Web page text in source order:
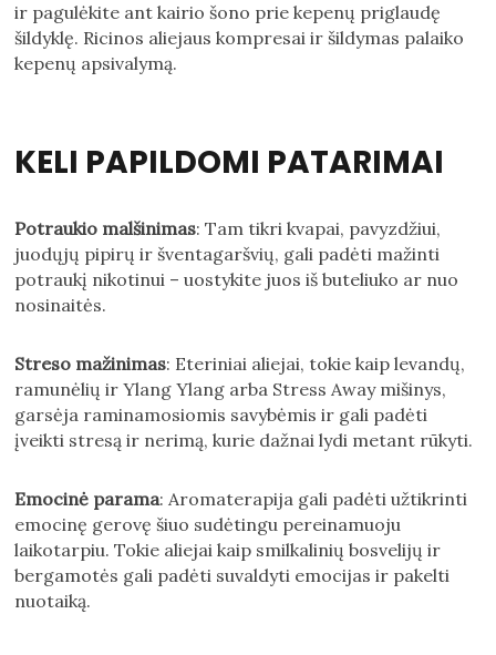
ir pagulėkite ant kairio šono prie kepenų priglaudę
šildyklę. Ricinos aliejaus kompresai ir šildymas palaiko
kepenų apsivalymą.
KELI PAPILDOMI PATARIMAI
Potraukio malšinimas: Tam tikri kvapai, pavyzdžiui,
juodųjų pipirų ir šventagaršvių, gali padėti mažinti
potraukį nikotinui – uostykite juos iš buteliuko ar nuo
nosinaitės.
Streso mažinimas: Eteriniai aliejai, tokie kaip levandų,
ramunėlių ir Ylang Ylang arba Stress Away mišinys,
garsėja raminamosiomis savybėmis ir gali padėti
įveikti stresą ir nerimą, kurie dažnai lydi metant rūkyti.
Emocinė parama: Aromaterapija gali padėti užtikrinti
emocinę gerovę šiuo sudėtingu pereinamuoju
laikotarpiu. Tokie aliejai kaip smilkalinių bosvelijų ir
bergamotės gali padėti suvaldyti emocijas ir pakelti
nuotaiką.